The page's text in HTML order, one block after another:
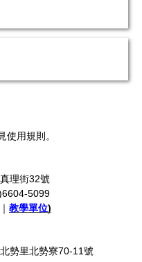
使用規則。
理街32號
5099
｜ 教學單位)
勢里北勢寮70-11號